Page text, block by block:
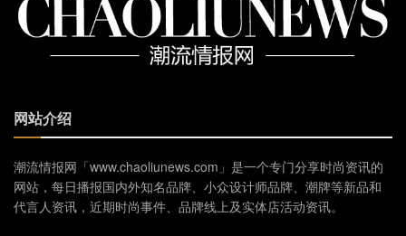
网站介绍
潮流情报网「www.chaoliunews.com」是一个专门分享时尚资讯的
网站，每日播报国内外知名品牌、小众设计师品牌、潮牌等新品和
代言人资讯，近期时尚事件、品牌线上及实体店活动资讯。